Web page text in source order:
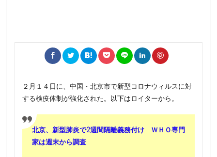
２月１４日に、中国・北京市で新型コロナウィルスに対
する検疫体制が強化された。以下はロイターから。
北京、新型肺炎で2週間隔離義務付け ＷＨＯ専門
家は週末から調査